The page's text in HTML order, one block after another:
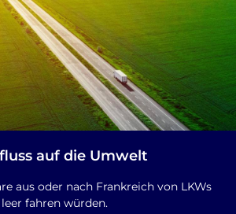
auf die Umwelt
aus oder nach Frankreich von LKWs
fahren würden.